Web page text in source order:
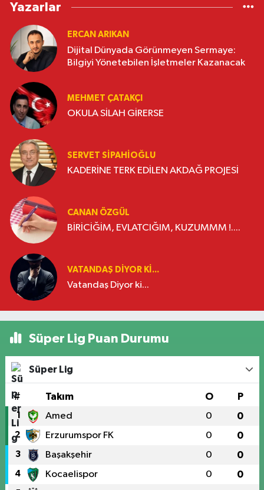
Yazarlar
ERCAN ARIKAN
Dijital Dünyada Görünmeyen Sermaye:
Bilgiyi Yönetebilen İşletmeler Kazanacak
MEHMET ÇATAKÇI
OKULA SİLAH GİRERSE
SERVET SİPAHİOĞLU
KADERİNE TERK EDİLEN AKDAĞ PROJESİ
CANAN ÖZGÜL
BİRİCİĞİM, EVLATCIĞIM, KUZUMMM !....
VATANDAŞ DIYOR KI...
Vatandaş Diyor ki...
Süper Lig Puan Durumu
Süper Lig
# Takım O P
1 Amed 0 0
2 Erzurumspor FK 0 0
3 Başakşehir 0 0
4 Kocaelispor 0 0